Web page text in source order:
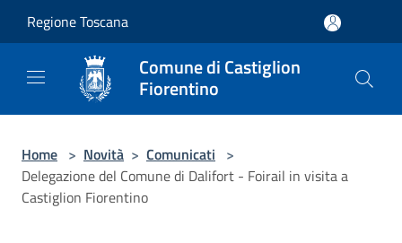
Regione Toscana
Comune di Castiglion
Fiorentino
Home > Novità > Comunicati >
Delegazione del Comune di Dalifort - Foirail in visita a
Castiglion Fiorentino